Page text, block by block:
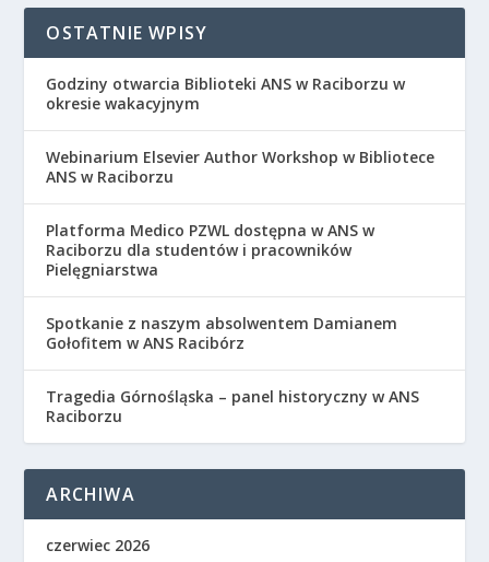
OSTATNIE WPISY
Godziny otwarcia Biblioteki ANS w Raciborzu w
okresie wakacyjnym
Webinarium Elsevier Author Workshop w Bibliotece
ANS w Raciborzu
Platforma Medico PZWL dostępna w ANS w
Raciborzu dla studentów i pracowników
Pielęgniarstwa
Spotkanie z naszym absolwentem Damianem
Gołofitem w ANS Racibórz
Tragedia Górnośląska – panel historyczny w ANS
Raciborzu
ARCHIWA
czerwiec 2026